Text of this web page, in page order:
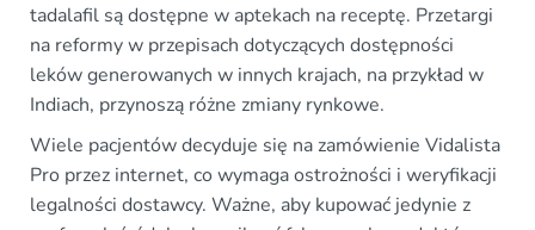
tadalafil są dostępne w aptekach na receptę. Przetargi
na reformy w przepisach dotyczących dostępności
leków generowanych w innych krajach, na przykład w
Indiach, przynoszą różne zmiany rynkowe.
Wiele pacjentów decyduje się na zamówienie Vidalista
Pro przez internet, co wymaga ostrożności i weryfikacji
legalności dostawcy. Ważne, aby kupować jedynie z